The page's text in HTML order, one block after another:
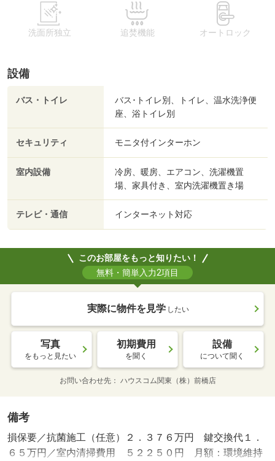
洗面所独立 追焚機能 オートロック
設備
バス・トイレ
バス･トイレ別、トイレ、温水洗浄便
座、浴トイレ別
セキュリティ モニタ付インターホン
室内設備
冷房、暖房、エアコン、洗濯機置
場、家具付き、室内洗濯機置き場
テレビ・通信 インターネット対応
このお部屋をもっと知りたい！
無料・簡単入力2項目
実際に物件を見学 したい
写真
をもっと見たい
初期費用
を聞く
設備
について聞く
お問い合わせ先 ハウスコム関東（株）前橋店
備考
損保要／抗菌施工（任意）２．３７６万円 鍵交換代１．
６５万円／室内清掃費用 ５２２５０円 月額：環境維持